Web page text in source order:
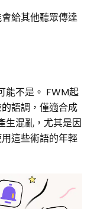
給其他聽眾傳達
能不是。 FWM起
語調，僅適合成
生混亂，尤其是因
這些術語的年輕